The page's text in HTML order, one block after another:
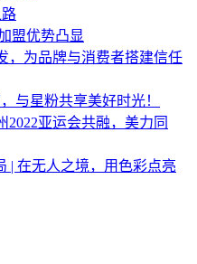
盟优势凸显
，为品牌与消费者搭建信任
与星粉共享美好时光！
2022亚运会共融，美力同
| 在无人之境，用色彩点亮